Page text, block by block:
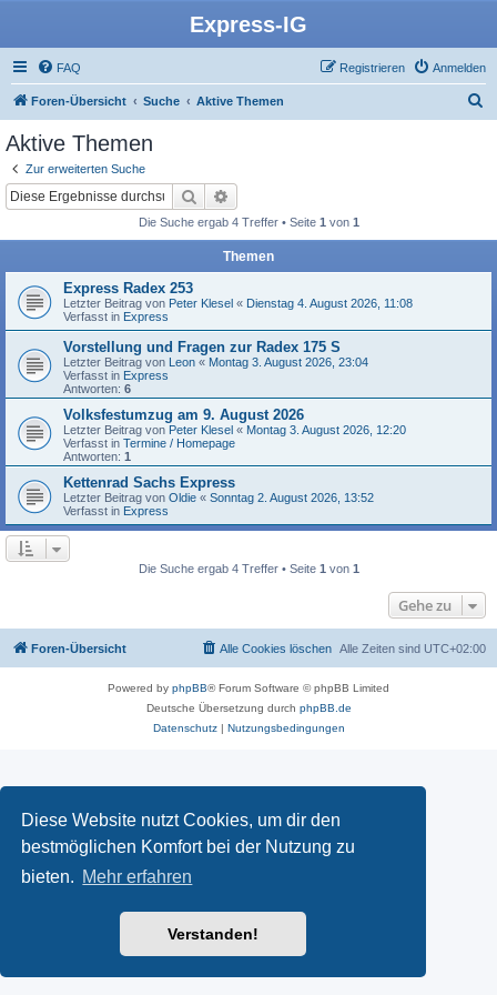
Diese Website nutzt Cookies, um dir den
bestmöglichen Komfort bei der Nutzung zu
bieten. Mehr erfahren
Verstanden!
Express-IG
FAQ Anmelden
Registrieren
Foren-Übersicht Suche Aktive Themen
Aktive Themen
Zur erweiterten Suche
Suche
Die Suche ergab 4 Treffer • Seite 1 von 1
Themen
Express Radex 253
Letzter Beitrag von Peter Klesel « Dienstag 4. August 2026, 11:08
Verfasst in Express
Vorstellung und Fragen zur Radex 175 S
Letzter Beitrag von Leon « Montag 3. August 2026, 23:04
Verfasst in Express
Antworten: 6
Volksfestumzug am 9. August 2026
Letzter Beitrag von Peter Klesel « Montag 3. August 2026, 12:20
Verfasst in Termine / Homepage
Antworten: 1
Kettenrad Sachs Express
Letzter Beitrag von Oldie « Sonntag 2. August 2026, 13:52
Verfasst in Express
Die Suche ergab 4 Treffer • Seite 1 von 1
Gehe zu
Foren-Übersicht Alle Zeiten sind UTC+02:00
Alle Cookies löschen
Powered by phpBB® Forum Software © phpBB Limited
Deutsche Übersetzung durch phpBB.de
Datenschutz| Nutzungsbedingungen